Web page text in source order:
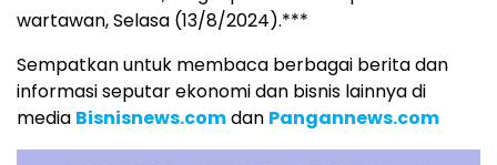
wartawan, Selasa (13/8/2024).***
Sempatkan untuk membaca berbagai berita dan
informasi seputar ekonomi dan bisnis lainnya di
media Bisnisnews.comdan Pangannews.com